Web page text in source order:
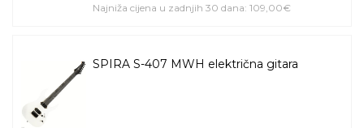
Najniža cijena u zadnjih 30 dana: 109,00€
SPIRA S-407 MWH električna gitara